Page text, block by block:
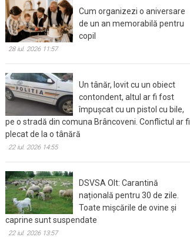
Cum organizezi o aniversare
de un an memorabilă pentru
copil
28 iul. 2026 11:57
Un tânăr, lovit cu un obiect
contondent, altul ar fi fost
împușcat cu un pistol cu bile,
pe o stradă din comuna Brâncoveni. Conflictul ar fi
plecat de la o tânără
22 iul. 2026 14:55
DSVSA Olt: Carantină
națională pentru 30 de zile.
Toate mișcările de ovine și
caprine sunt suspendate
22 iul. 2026 13:57